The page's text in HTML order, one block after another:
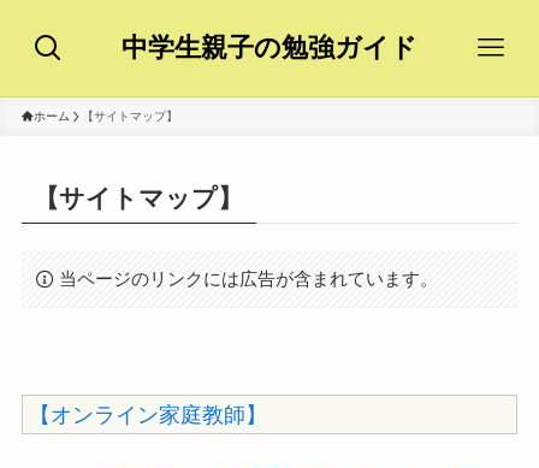
中学生親子の勉強ガイド
ホーム 【サイトマップ】
【サイトマップ】
当ページのリンクには広告が含まれています。
【オンライン家庭教師】